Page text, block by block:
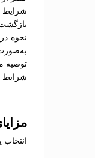
شرایط
نحوه
توصیه
شرایط